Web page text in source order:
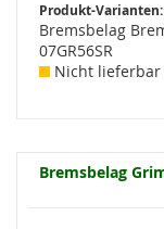
Produkt-Varianten:
Bremsbelag
07GR56SR
Nicht lieferbar
Bremsbelag